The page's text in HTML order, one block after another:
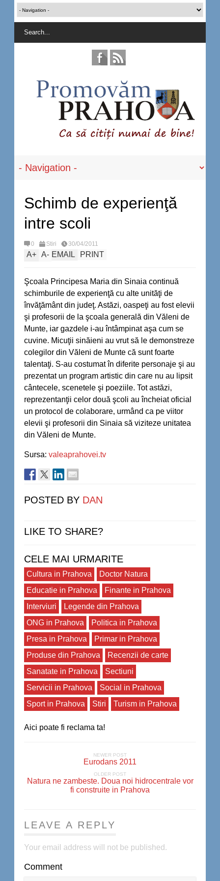
Schimb de experienţă
intre scoli
0 Stiri 30/04/2011
A+ A- EMAIL PRINT
Şcoala Principesa Maria din Sinaia continuă
schimburile de experienţă cu alte unităţi de
învăţământ din judeţ. Astăzi, oaspeţi au fost elevii
şi profesorii de la şcoala generală din Văleni de
Munte, iar gazdele i-au întâmpinat aşa cum se
cuvine. Micuţii sinăieni au vrut să le demonstreze
colegilor din Văleni de Munte că sunt foarte
talentaţi. S-au costumat în diferite personaje şi au
prezentat un program artistic din care nu au lipsit
cântecele, scenetele şi poeziile. Tot astăzi,
reprezentanţii celor două şcoli au încheiat oficial
un protocol de colaborare, urmând ca pe viitor
elevii şi profesorii din Sinaia să viziteze unitatea
din Văleni de Munte.
Sursa: valeaprahovei.tv
POSTED BY DAN
LIKE TO SHARE?
CELE MAI URMARITE
Cultura in Prahova
Doctor Natura
Educatie in Prahova
Finante in Prahova
Interviuri
Legende din Prahova
ONG in Prahova
Politica in Prahova
Presa in Prahova
Primar in Prahova
Produse din Prahova
Recenzii de carte
Sanatate in Prahova
Sectiuni
Servicii in Prahova
Social in Prahova
Sport in Prahova
Stiri Turism in Prahova
Aici poate fi reclama ta!
NEWER POST
Eurodans 2011
OLDER POST
Natura ne zambeste. Doua noi hidrocentrale vor
fi construite in Prahova
LEAVE A REPLY
Your email address will not be published.
Comment